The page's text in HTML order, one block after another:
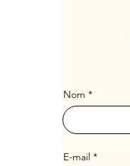
Nom
E-mail